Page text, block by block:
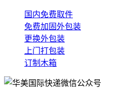
国内免费取件
免费加固外包装
更换外包装
上门打包装
订制木箱